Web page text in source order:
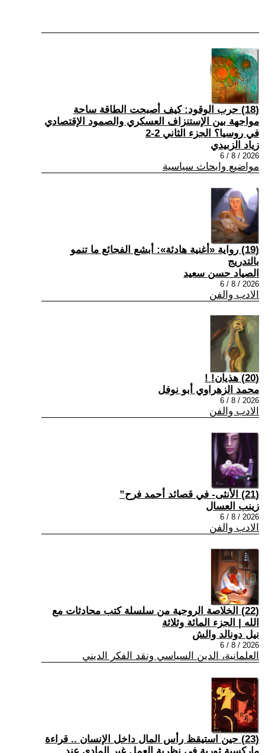
(18) حرب الوقود: كيف أصبحت الطاقة ساحة
مواجهة بين الإستنزاف العسكري والصمود الإقتصادي
في روسيا؟ الجزء الثاني 2-2
زياد الزبيدي
2026 / 8 / 6
مواضيع وابحاث سياسية
(19) رواية «أغنية هادئة»: أبشع الفجائع ما تنمو
بالتدريج
الصياد حسن سعيد
2026 / 8 / 6
الادب والفن
(20) هذيان! !
محمد الزهراوي أبو نوفل
2026 / 8 / 6
الادب والفن
(21) الأنثى- في قصائد أحمد فرح”
زينب العسال
2026 / 8 / 6
الادب والفن
(22) الخلاصة الروحية من سلسلة كتب محادثات مع
الله | الجزء المائة وثلاثة
نيل دونالد والش
2026 / 8 / 6
العلمانية، الدين السياسي ونقد الفكر الديني
(23) حين استيقظ رأس المال داخل الإنسان .. قراءة